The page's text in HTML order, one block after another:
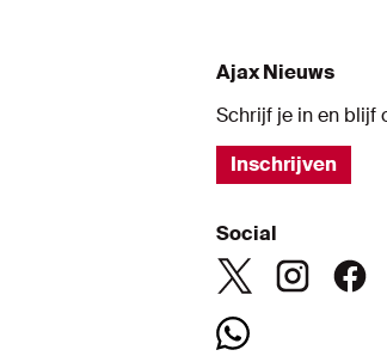
Ajax Nieuws
Schrijf je in en blijf
Inschrijven
Social